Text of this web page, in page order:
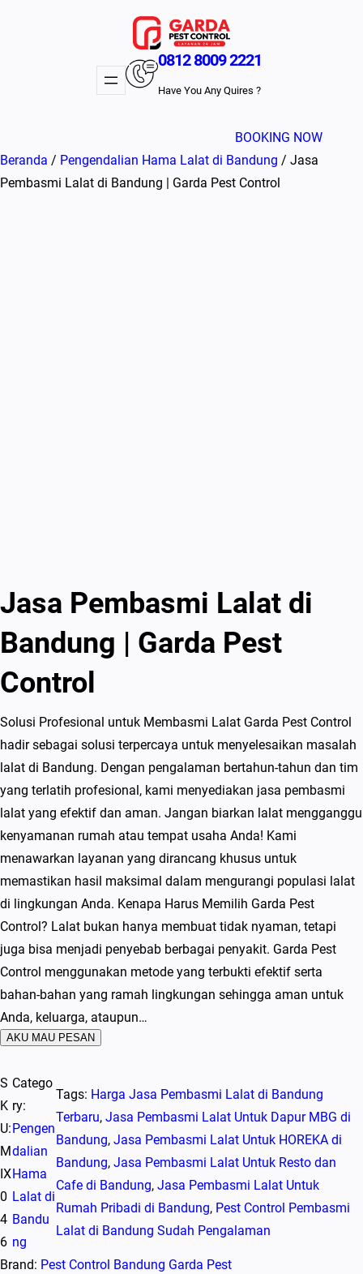
0812 8009 2221
Have You Any Quires ?
BOOKING NOW
Beranda / Pengendalian Hama Lalat di Bandung / Jasa
Pembasmi Lalat di Bandung | Garda Pest Control
Jasa Pembasmi Lalat di
Bandung | Garda Pest
Control
Solusi Profesional untuk Membasmi Lalat Garda Pest Control
hadir sebagai solusi terpercaya untuk menyelesaikan masalah
lalat di Bandung. Dengan pengalaman bertahun-tahun dan tim
yang terlatih profesional, kami menyediakan jasa pembasmi
lalat yang efektif dan aman. Jangan biarkan lalat mengganggu
kenyamanan rumah atau tempat usaha Anda! Kami
menawarkan layanan yang dirancang khusus untuk
memastikan hasil maksimal dalam mengurangi populasi lalat
di lingkungan Anda. Kenapa Harus Memilih Garda Pest
Control? Lalat bukan hanya membuat tidak nyaman, tetapi
juga bisa menjadi penyebab berbagai penyakit. Garda Pest
Control menggunakan metode yang terbukti efektif serta
bahan-bahan yang ramah lingkungan sehingga aman untuk
Anda, keluarga, ataupun…
AKU MAU PESAN
S
K
U:
M
IX
0
4
6
Catego
ry:
Pengen
dalian
Hama
Lalat di
Bandu
ng
Tags: Harga Jasa Pembasmi Lalat di Bandung
Terbaru, Jasa Pembasmi Lalat Untuk Dapur MBG di
Bandung, Jasa Pembasmi Lalat Untuk HOREKA di
Bandung, Jasa Pembasmi Lalat Untuk Resto dan
Cafe di Bandung, Jasa Pembasmi Lalat Untuk
Rumah Pribadi di Bandung, Pest Control Pembasmi
Lalat di Bandung Sudah Pengalaman
Brand: Pest Control Bandung Garda Pest